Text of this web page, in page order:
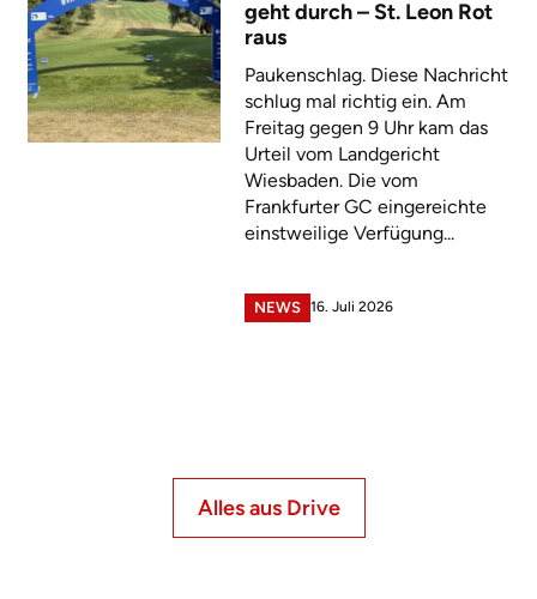
geht durch – St. Leon Rot
raus
Paukenschlag. Diese Nachricht
schlug mal richtig ein. Am
Freitag gegen 9 Uhr kam das
Urteil vom Landgericht
Wiesbaden. Die vom
Frankfurter GC eingereichte
einstweilige Verfügung...
NEWS 16. Juli 2026
Alles aus Drive